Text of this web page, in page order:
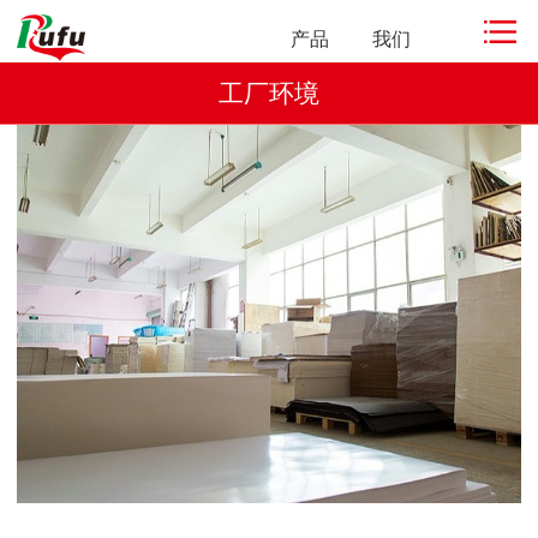
产品 我们
工厂环境